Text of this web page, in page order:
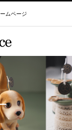
ムページ